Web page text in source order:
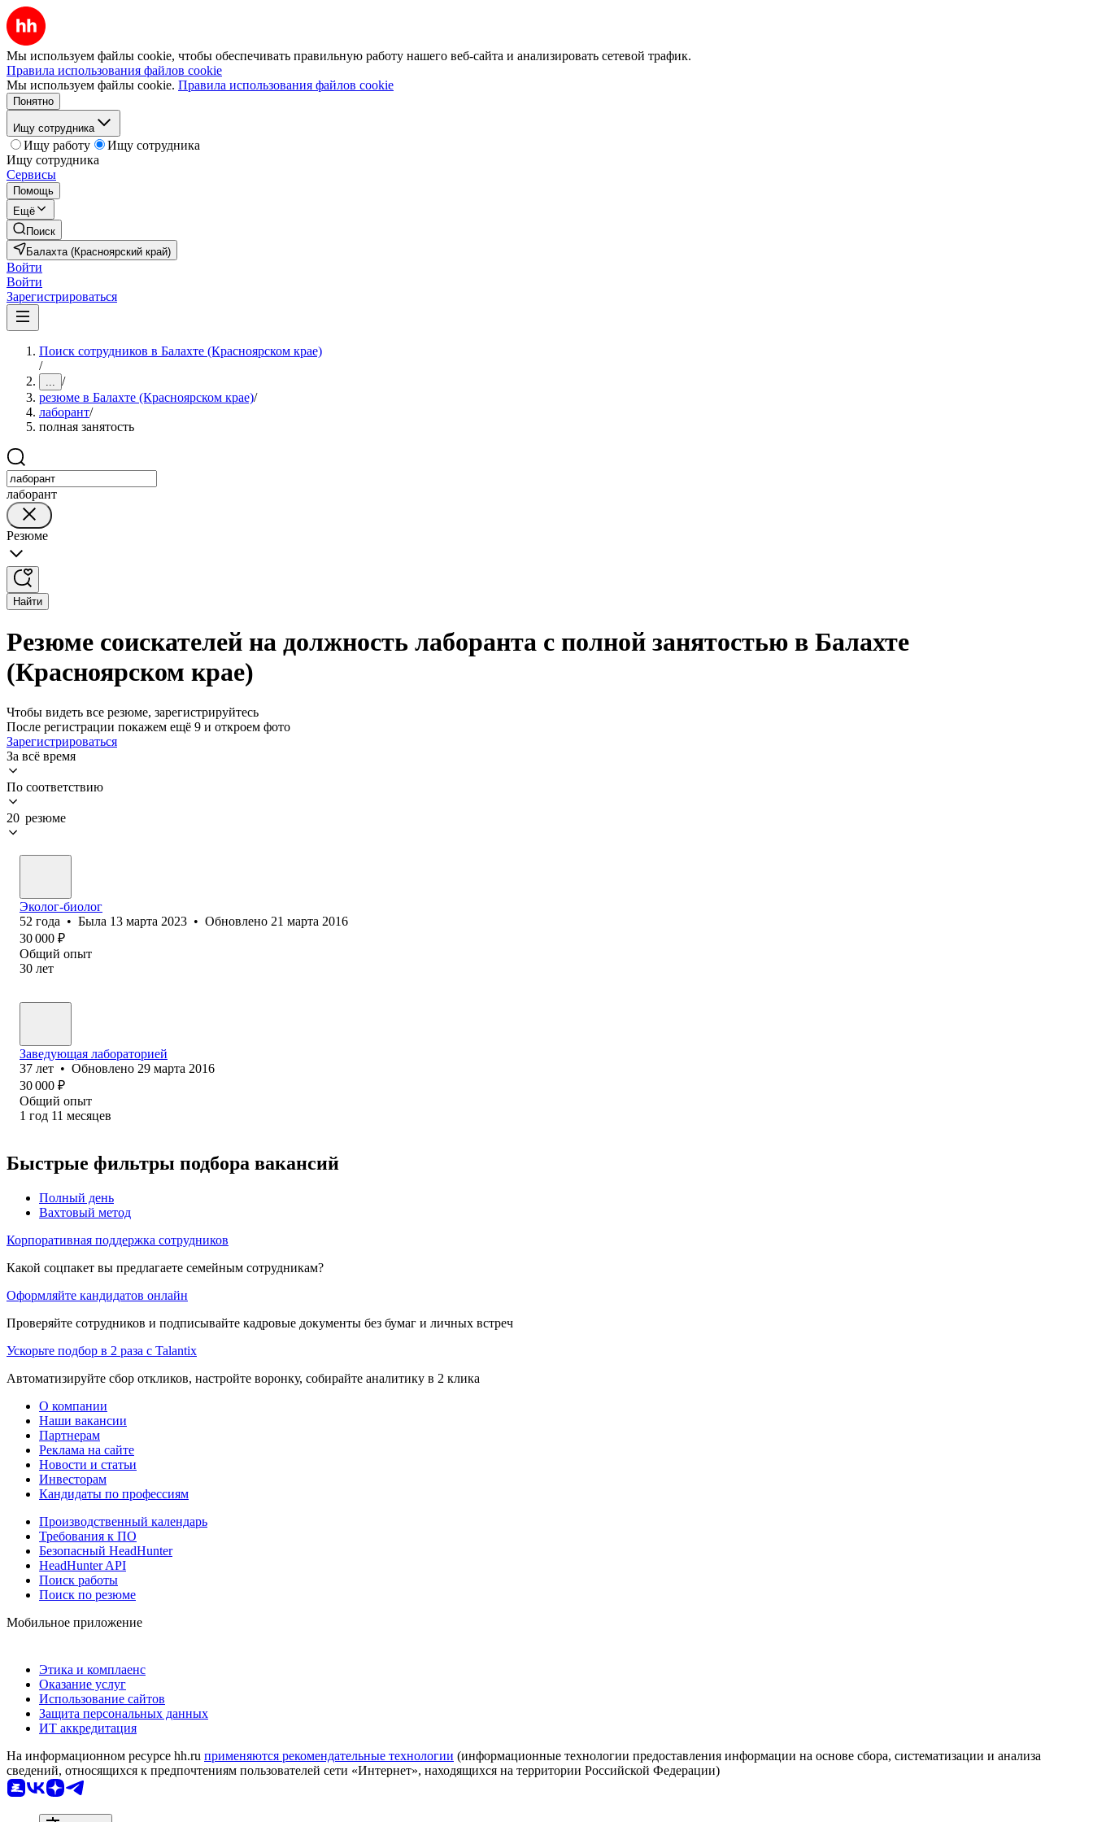
Мы используем файлы cookie, чтобы обеспечивать правильную работу нашего веб-сайта и анализировать сетевой трафик.
Правила использования файлов cookie
Мы используем файлы cookie. Правила использования файлов cookie
Понятно
Ищу сотрудника
Ищу работу
Ищу сотрудника
Ищу сотрудника
Сервисы
Помощь
Ещё
Поиск
Балахта (Красноярский край)
Войти
Войти
Зарегистрироваться
Поиск сотрудников в Балахте (Красноярском крае)
/
... /
резюме в Балахте (Красноярском крае)/
лаборант/
полная занятость
лаборант
Резюме
Найти
Резюме соискателей на должность лаборанта с полной занятостью в Балахте
(Красноярском крае)
Чтобы видеть все резюме, зарегистрируйтесь
После регистрации покажем ещё 9 и откроем фото
Зарегистрироваться
За всё время
По соответствию
20 резюме
Эколог-биолог
52 года • Была 13 марта 2023 • Обновлено 21 марта 2016
30 000 ₽
Общий опыт
30 лет
Заведующая лабораторией
37 лет • Обновлено 29 марта 2016
30 000 ₽
Общий опыт
1 год 11 месяцев
Быстрые фильтры подбора вакансий
Полный день
Вахтовый метод
Корпоративная поддержка сотрудников
Какой соцпакет вы предлагаете семейным сотрудникам?
Оформляйте кандидатов онлайн
Проверяйте сотрудников и подписывайте кадровые документы без бумаг и личных встреч
Ускорьте подбор в 2 раза с Talantix
Автоматизируйте сбор откликов, настройте воронку, собирайте аналитику в 2 клика
О компании
Наши вакансии
Партнерам
Реклама на сайте
Новости и статьи
Инвесторам
Кандидаты по профессиям
Производственный календарь
Требования к ПО
Безопасный HeadHunter
HeadHunter API
Поиск работы
Поиск по резюме
Мобильное приложение
Этика и комплаенс
Оказание услуг
Использование сайтов
Защита персональных данных
ИТ аккредитация
На информационном ресурсе hh.ru применяются рекомендательные технологии (информационные технологии предоставления информации на основе сбора, систематизации и анализа
сведений, относящихся к предпочтениям пользователей сети «Интернет», находящихся на территории Российской Федерации)